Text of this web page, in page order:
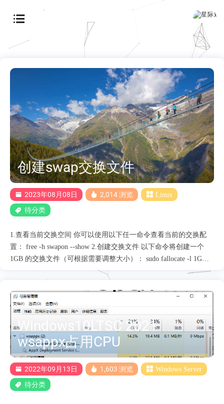
创建swap交换文件
2023年08月08日 2,014 浏览 Linux
待分类
1.查看当前交换空间 你可以使用以下任一命令查看当前的交换配
置： free -h swapon --show 2.创建交换文件 以下命令将创建一个
1GB 的交换文件（可根据需要调整大小）： sudo fallocate -l 1G
方法dd创建交换文件： sudo dd if=/dev/zero of=/swapfile bs=1024
count=1048576 3.设置适当的权限 只有 root 应该具有交换文件的读
写权限： sudo chmod 600 /swapfile 4.制作交换文件 使用命令将此
文件制作成交换文件： sudo mkswap /swapfile 5.启用交换空间 sudo
swapon /swapfile 6.使其永久生效 sudo vim /etc/fstab 在 /etc/fstab 文
件末尾添加这一行： /swapfile none swap sw 0 0 7.验证更改 最后，
使用以下命令之一再次检查可用交换总量，以验证一切运行正常：
free -h sw....
Windows10LTSC 2021
wsappx占用CPU
2022年09月13日 1,603 浏览 Windows Server
待分类